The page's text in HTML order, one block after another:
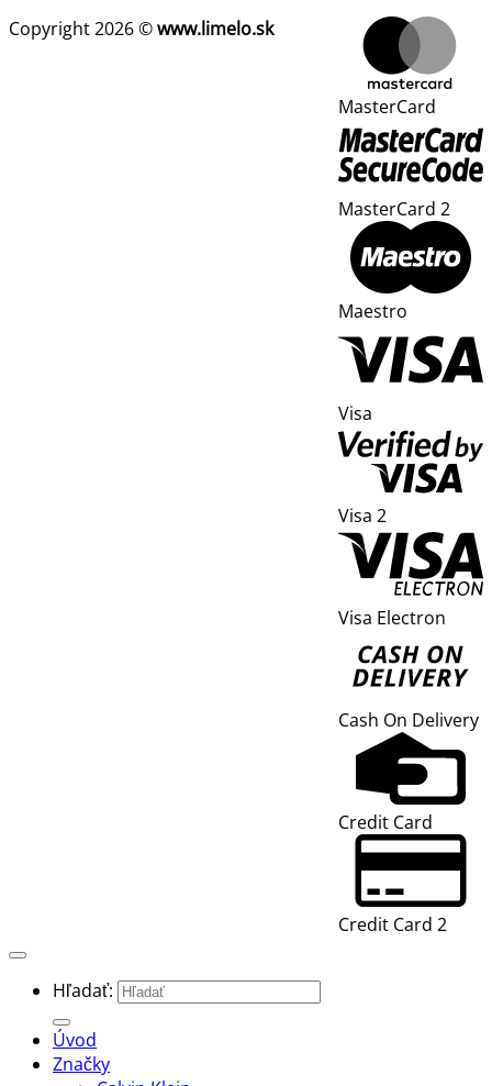
MasterCard
MasterCard 2
Maestro
Visa
Visa 2
Visa Electron
Cash On Delivery
Credit Card
Credit Card 2
Copyright 2026 ©www.limelo.sk
Hľadať:
Úvod
Značky